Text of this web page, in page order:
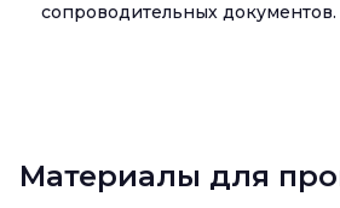
сопроводительных документов.
Материалы для